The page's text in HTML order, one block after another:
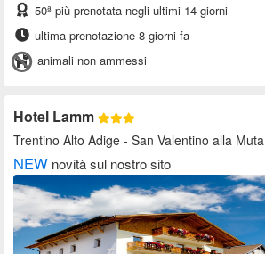
50ª più prenotata negli ultimi 14 giorni
ultima prenotazione 8 giorni fa
animali non ammessi
Hotel Lamm
Trentino Alto Adige - San Valentino alla Muta
NEW novità sul nostro sito